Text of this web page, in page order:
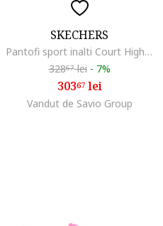
SKECHERS
Pantofi sport inalti Court High Color Voltage, Roz deschis
32867lei - 7%
30367lei
Vandut de Savio Group